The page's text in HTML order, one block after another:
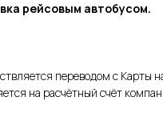
рейсовым автобусом.
переводом с Карты
на расчётный счёт